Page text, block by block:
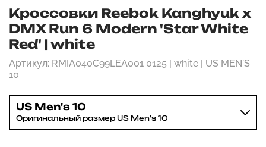
Кроссовки Reebok Kanghyuk x
DMX Run 6 Modern 'Star White
Red' | white
Артикул: RMIA040C99LEA001 0125 | white | US MEN'S
10
US Men's 10
Оригинальный размер US Men's 10